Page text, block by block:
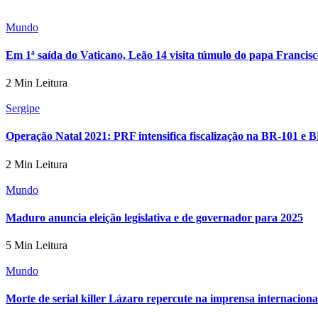
Mundo
Em 1ª saída do Vaticano, Leão 14 visita túmulo do papa
2 Min Leitura
Sergipe
Operação Natal 2021: PRF intensifica fiscalização na BR-101 e
2 Min Leitura
Mundo
Maduro anuncia eleição legislativa e de governador para 2025
5 Min Leitura
Mundo
Morte de serial killer Lázaro repercute na imprensa